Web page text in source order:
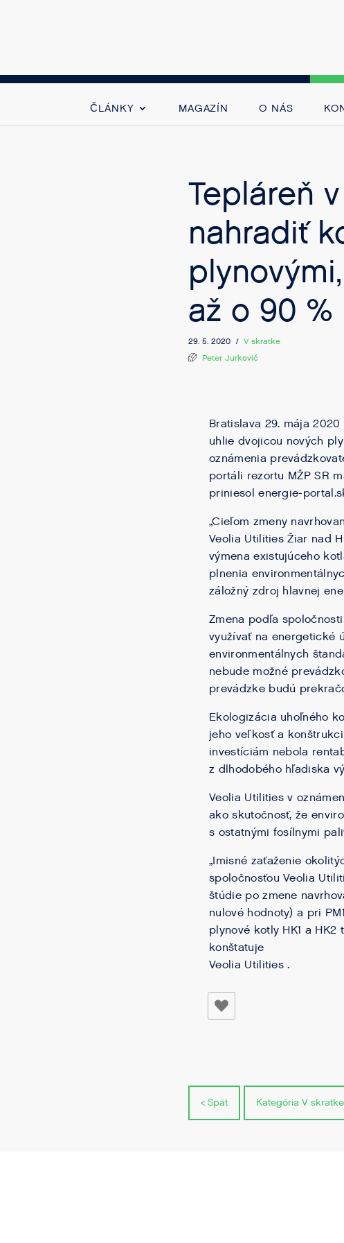
ČLÁNKY MAGAZÍN O NÁS
Tepláreň
nahradiť
až o 90 %
29. 5. 2020 / V skratke
Peter Jurkovič
Bratislava 29. mája
uhlie dvojicou nových
oznámenia
portáli rezortu MŽP SR
priniesol energie-
„Cieľom zmeny
Veolia Utilities Žiar nad
výmena existujúceho
plnenia
záložný zdroj hlavnej
Zmena podľa
využívať na energetické
environmentálnych
nebude možné
prevádzke budú
Ekologizácia uhoľného
jeho veľkosť a
investíciám nebola
z dlhodobého hľadiska
Veolia Utilities v
ako skutočnosť, že
s ostatnými fosílnymi
„Imisné zaťaženie
spoločnosťou Veolia
štúdie po zmene
nulové hodnoty) a pri
plynové kotly HK1 a
konštatuje
Veolia Utilities .
< Spät Kategória V skratke